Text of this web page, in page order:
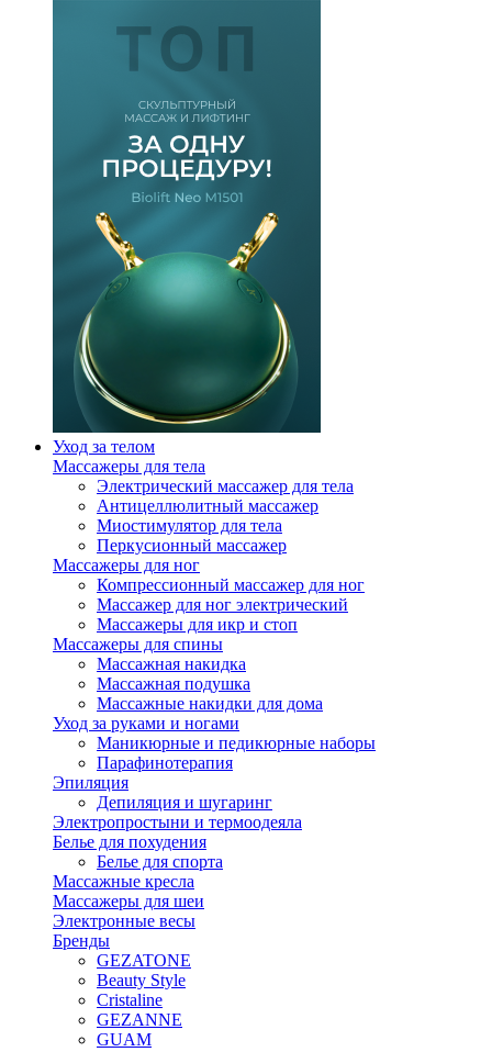
Уход за телом
Массажеры для тела
Электрический массажер для тела
Антицеллюлитный массажер
Миостимулятор для тела
Перкусионный массажер
Массажеры для ног
Компрессионный массажер для ног
Массажер для ног электрический
Массажеры для икр и стоп
Массажеры для спины
Массажная накидка
Массажная подушка
Массажные накидки для дома
Уход за руками и ногами
Маникюрные и педикюрные наборы
Парафинотерапия
Эпиляция
Депиляция и шугаринг
Электропростыни и термоодеяла
Белье для похудения
Белье для спорта
Массажные кресла
Массажеры для шеи
Электронные весы
Бренды
GEZATONE
Beauty Style
Cristaline
GEZANNE
GUAM